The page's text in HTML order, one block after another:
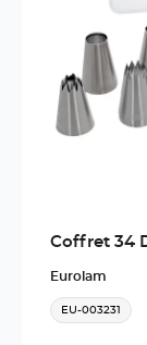
Coffret 34
Eurolam
EU-003231